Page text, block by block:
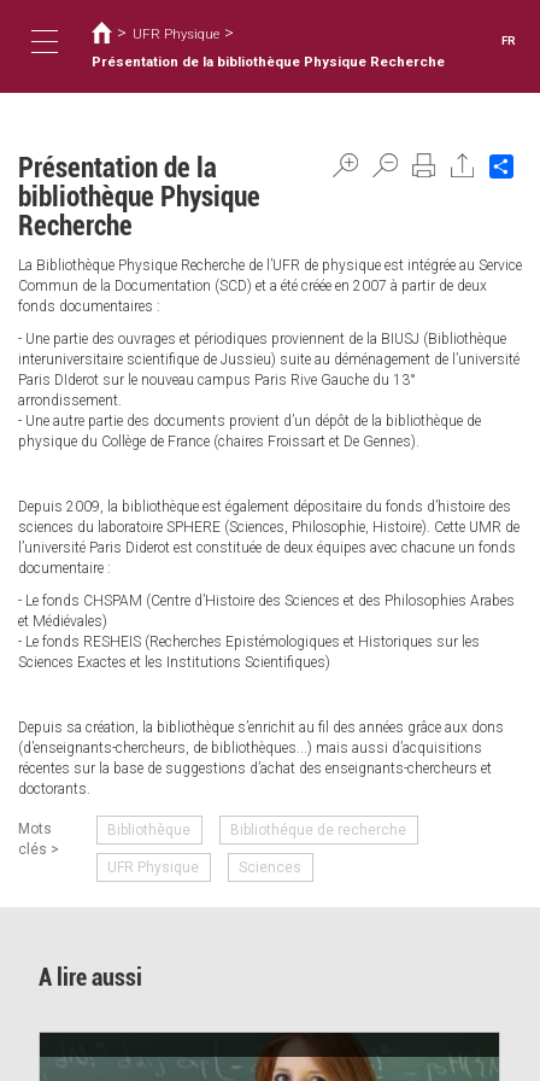
contenu
Toggle
navigation
êtes
ici
> UFR Physique >
Présentation de la bibliothèque Physique Recherche
FR
Présentation de la
bibliothèque Physique
Recherche
La Bibliothèque Physique Recherche de l’UFR de physique est intégrée au Service
Commun de la Documentation (SCD) et a été créée en 2007 à partir de deux
fonds documentaires :
- Une partie des ouvrages et périodiques proviennent de la BIUSJ (Bibliothèque
interuniversitaire scientifique de Jussieu) suite au déménagement de l’université
Paris DIderot sur le nouveau campus Paris Rive Gauche du 13°
arrondissement.
- Une autre partie des documents provient d’un dépôt de la bibliothèque de
physique du Collège de France (chaires Froissart et De Gennes).
Depuis 2009, la bibliothèque est également dépositaire du fonds d’histoire des
sciences du laboratoire SPHERE (Sciences, Philosophie, Histoire). Cette UMR de
l’université Paris Diderot est constituée de deux équipes avec chacune un fonds
documentaire :
- Le fonds CHSPAM (Centre d’Histoire des Sciences et des Philosophies Arabes
et Médiévales)
- Le fonds RESHEIS (Recherches Epistémologiques et Historiques sur les
Sciences Exactes et les Institutions Scientifiques)
Depuis sa création, la bibliothèque s’enrichit au fil des années grâce aux dons
(d’enseignants-chercheurs, de bibliothèques...) mais aussi d’acquisitions
récentes sur la base de suggestions d’achat des enseignants-chercheurs et
doctorants.
Mots
clés >
Bibliothèque Bibliothéque de recherche
UFR Physique Sciences
A lire aussi